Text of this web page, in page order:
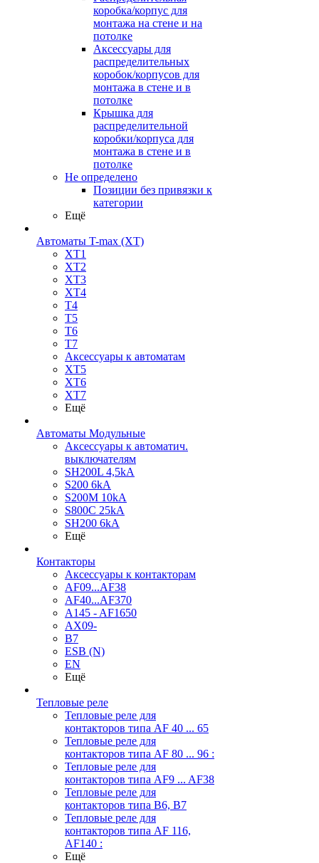
коробка/корпус для
монтажа на стене и на
потолке
Аксессуары для
распределительных
коробок/корпусов для
монтажа в стене и в
потолке
Крышка для
распределительной
коробки/корпуса для
монтажа в стене и в
потолке
Не определено
Позиции без привязки к
категории
Ещё
Автоматы T-max (XT)
XT1
XT2
XT3
XT4
T4
T5
T6
T7
Аксессуары к автоматам
XT5
XT6
XT7
Ещё
Автоматы Модульные
Аксессуары к автоматич.
выключателям
SH200L 4,5kA
S200 6kA
S200M 10kA
S800C 25kA
SH200 6kA
Ещё
Контакторы
Аксессуары к контакторам
AF09...AF38
AF40...AF370
A145 - AF1650
AX09-
B7
ESB (N)
EN
Ещё
Тепловые реле
Тепловые реле для
контакторов типа AF 40 ... 65
Тепловые реле для
контакторов типа AF 80 ... 96 :
Тепловые реле для
контакторов типа AF9 ... AF38
Тепловые реле для
контакторов типа В6, В7
Тепловые реле для
контакторов типа AF 116,
AF140 :
Ещё